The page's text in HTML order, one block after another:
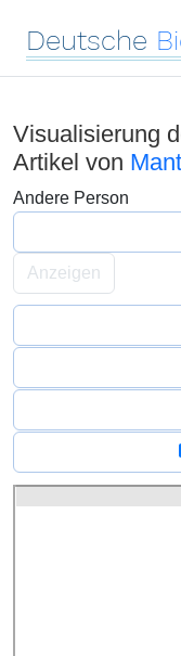
Deutsche
Visualisierung
Artikel von
Andere Person
Anzeigen